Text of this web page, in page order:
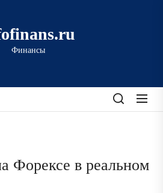
Финансы
Форексе в реальном